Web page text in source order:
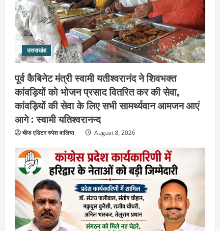
उत्तराखंड
पूर्व कैबिनेट मंत्री स्वामी यतीश्वरानंद ने शिवभक्त
कांवड़ियों को भोजन प्रसाद वितरित कर की सेवा,
कांवड़ियों की सेवा के लिए सभी सामर्थ्यवान आमजन आएं
आगे : स्वामी यतिश्वरानन्द
चीफ एडिटर रुपेश वालिया August 8, 2026